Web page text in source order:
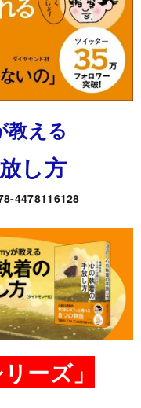
教える
し方
4478116128
ーズ」